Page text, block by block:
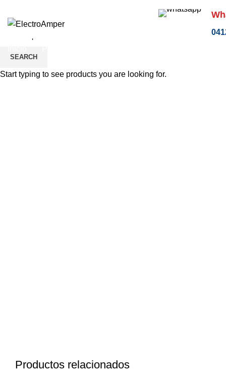
Productos relacionados
SEARCH
Start typing to see products you are looking for.